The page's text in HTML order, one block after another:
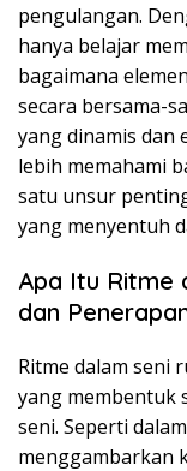
pengulangan.
hanya belajar
bagaimana
secara bersama-
yang dinamis dan
lebih memahami
satu unsur
yang menyentuh
Apa Itu Ritme
dan
Ritme dalam seni
yang membentuk
seni. Seperti
menggambarkan